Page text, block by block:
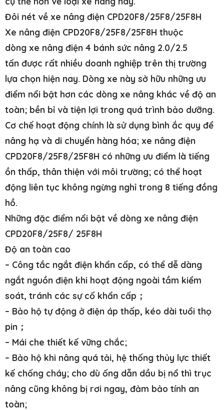
Đôi nét về xe nâng điện CPD20F8/25F8/25F8H
Xe nâng điện CPD20F8/25F8/25F8H thuộc
dòng xe nâng điện 4 bánh sức nâng 2.0/2.5
tấn được rất nhiều doanh nghiệp trên thị trường
lựa chọn hiện nay. Dòng xe này sở hữu những ưu
điểm nổi bật hơn các dòng xe nâng khác về độ an
toàn; bền bỉ và tiện lợi trong quá trình bảo dưỡng.
Cơ chế hoạt động chính là sử dụng bình ắc quy để
nâng hạ và di chuyển hàng hóa; xe nâng điện
CPD20F8/25F8/25F8H có những ưu điểm là tiếng
ồn thấp, thân thiện với môi trường; có thể hoạt
động liên tục không ngừng nghỉ trong 8 tiếng đồng
hồ.
Những đặc điểm nổi bật về dòng xe nâng điện
CPD20F8/25F8/ 25F8H
Độ an toàn cao
– Công tắc ngắt điện khẩn cấp, có thể dễ dàng
ngắt nguồn điện khi hoạt động ngoài tầm kiểm
soát, tránh các sự cố khẩn cấp；
– Bảo hộ tự động ở điện áp thấp, kéo dài tuổi thọ
pin；
– Mái che thiết kế vững chắc;
– Bảo hộ khi nâng quá tải, hệ thống thủy lực thiết
kế chống cháy; cho dù ống dẫn dầu bị nổ thì trục
nâng cũng không bị rơi ngay, đảm bảo tính an
toàn;